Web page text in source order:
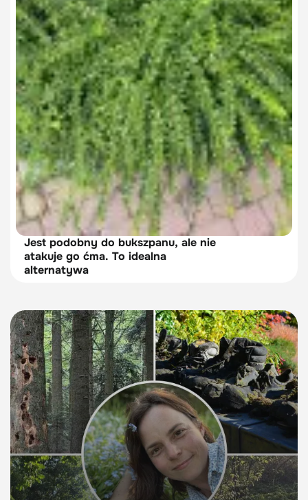
Jest podobny do bukszpanu, ale nie
atakuje go ćma. To idealna
alternatywa